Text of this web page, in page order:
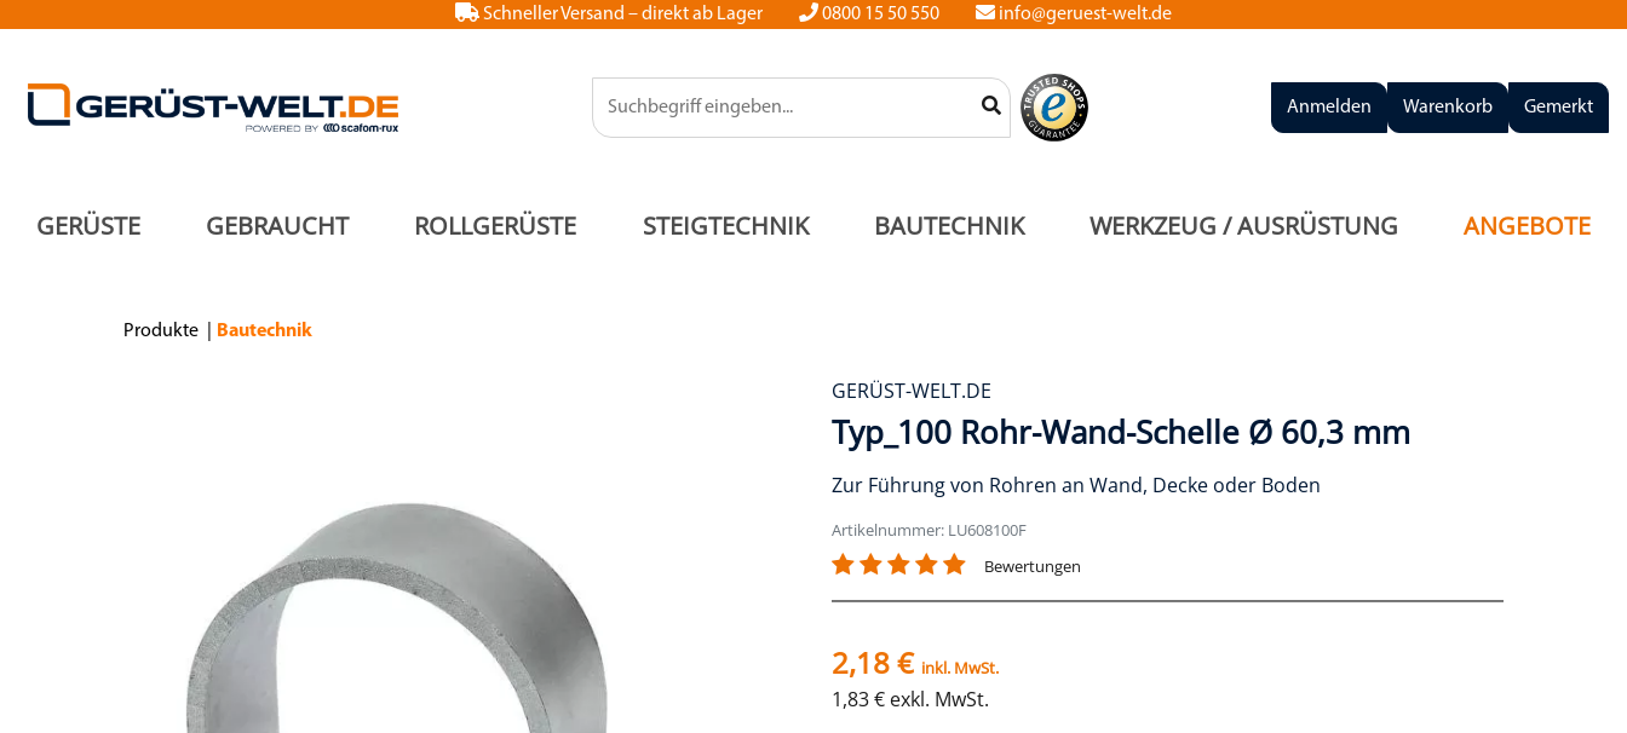
Schneller Versand – direkt ab Lager 0800 15 50 550 info@geruest-welt.de
Anmelden Warenkorb Gemerkt
GERÜSTE GEBRAUCHT ROLLGERÜSTE STEIGTECHNIK BAUTECHNIK WERKZEUG / AUSRÜSTUNG ANGEBOTE
Produkte Bautechnik
GERÜST-WELT.DE
Typ_100 Rohr-Wand-Schelle Ø 60,3 mm
Zur Führung von Rohren an Wand, Decke oder Boden
Artikelnummer: LU608100F
Bewertungen
2,18 € inkl. MwSt.
1,83 € exkl. MwSt.